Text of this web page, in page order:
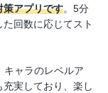
策アプリです。5分
回数に応じてスト
キャラのレベルア
実しており、楽し